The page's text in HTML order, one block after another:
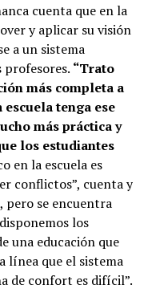
cuenta que en la
y aplicar su visión
a un sistema
“Trato
más completa a
tenga ese
más práctica y
los estudiantes
en la escuela es
conflictos”, cuenta y
pero se encuentra
los
una educación que
línea que el sistema
de confort es difícil”.